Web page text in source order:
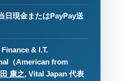
当日現金またはPayPay送
& I.T.
（American from
康之, Vital Japan 代表